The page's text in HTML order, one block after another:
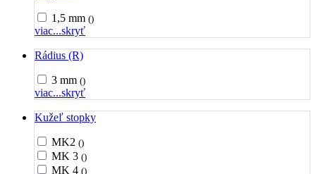
1,5 mm ()
viac...skryť
Rádius (R)
3 mm ()
viac...skryť
Kužeľ stopky
MK2 ()
MK 3 ()
MK 4 ()